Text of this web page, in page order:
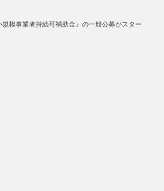
規模事業者持続可補助金』の一般公募がスター